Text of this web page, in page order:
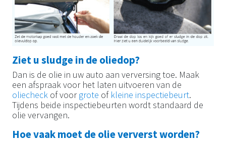
Ziet u sludge in de oliedop?
Dan is de olie in uw auto aan verversing toe. Maak
een afspraak voor het laten uitvoeren van de
oliecheck of voorgrote of kleine inspectiebeurt.
Tijdens beide inspectiebeurten wordt standaard de
olie vervangen.
Hoe vaak moet de olie ververst worden?